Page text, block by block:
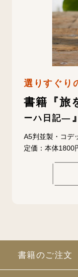
選りすぐり
書籍『旅
ーハ日記—
A5判並製・コデ
定価：本体1800
書籍のご注文